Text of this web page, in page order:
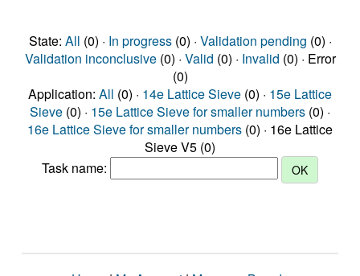
State: All (0) · In progress(0) · Validation pending (0) ·
Validation inconclusive(0) · Valid (0) · Invalid (0) · Error
(0)
Application: All (0) · 14e Lattice Sieve (0) · 15e Lattice
Sieve (0) · 15e Lattice Sieve for smaller numbers (0) ·
16e Lattice Sieve for smaller numbers (0) · 16e Lattice
Sieve V5 (0)
Task name: